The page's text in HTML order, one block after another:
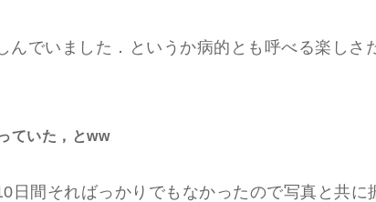
んでいました．というか病的とも呼べる楽しさ
ていた，とww
日間そればっかりでもなかったので写真と共に